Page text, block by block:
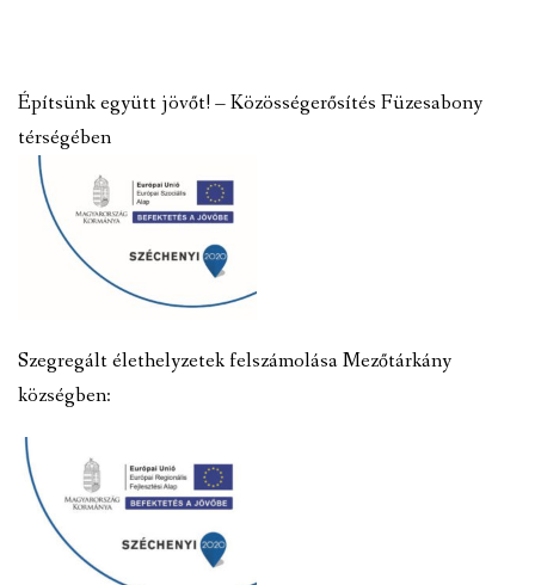
Építsünk együtt jövőt! – Közösségerősítés Füzesabony
térségében
Szegregált élethelyzetek felszámolása Mezőtárkány
községben: